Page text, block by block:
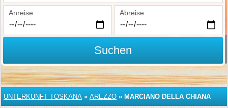
Anreise Abreise
Suchen
UNTERKUNFT TOSKANA » AREZZO » MARCIANO DELLA CHIANA